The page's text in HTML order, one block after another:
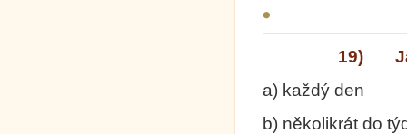
19)
a)
b)